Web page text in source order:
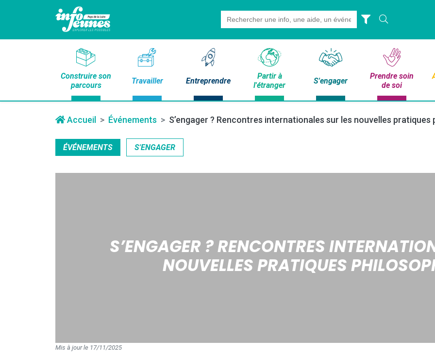
Search
for:
Construire son
parcours
Travailler Entreprendre
Partir à
l'étranger
S'engager
Prendre soin
de soi
Accueil Événements S’engager ? Rencontres internationales sur les nouvelles pratiques
ÉVÉNEMENTS S'ENGAGER
S’ENGAGER ? RENCONTRES
NOUVELLES PRATIQUES
Mis à jour le 17/11/2025